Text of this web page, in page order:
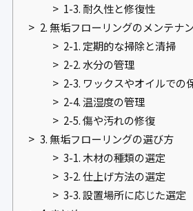
1-3. 耐久性と修復性
2. 無垢フローリングのメンテナ
2-1. 定期的な掃除と清掃
2-2. 水分の管理
2-3. ワックスやオイルでの
2-4. 温湿度の管理
2-5. 傷や汚れの修復
3. 無垢フローリングの選び方
3-1. 木材の種類の選定
3-2. 仕上げ方法の選定
3-3. 設置場所に応じた選定